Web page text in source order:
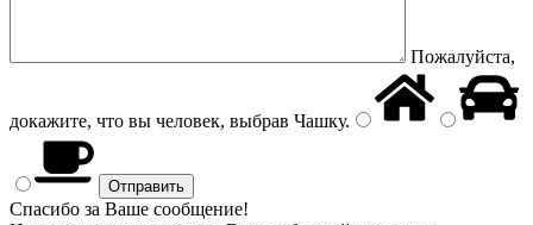
Пожалуйста,
докажите, что вы человек, выбрав Чашку.
Спасибо за Ваше сообщение!